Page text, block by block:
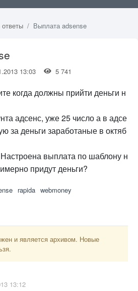
Выплата adsense
13:03 5 741
когда должны прийти деньги н
адсенс, уже 25 число а в адсе
за деньги заработаные в октяб
выплата по шаблону н
придут деньги?
rapida webmoney
и является архивом. Новые
13:12